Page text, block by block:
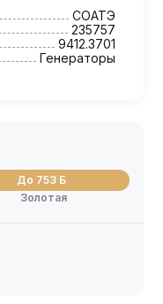
СОАТЭ
235757
9412.3701
Генераторы
До 753 Б
Золотая